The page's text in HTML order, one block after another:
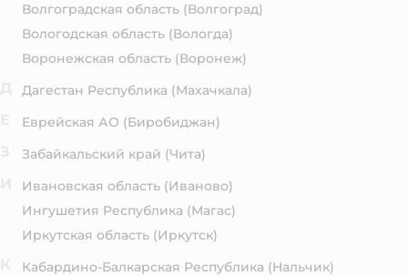
Волгоградская область (Волгоград)
Вологодская область (Вологда)
Воронежская область (Воронеж)
Дагестан Республика (Махачкала)
Еврейская АО (Биробиджан)
Забайкальский край (Чита)
Ивановская область (Иваново)
Ингушетия Республика (Магас)
Иркутская область (Иркутск)
Кабардино-Балкарская Республика (Нальчик)